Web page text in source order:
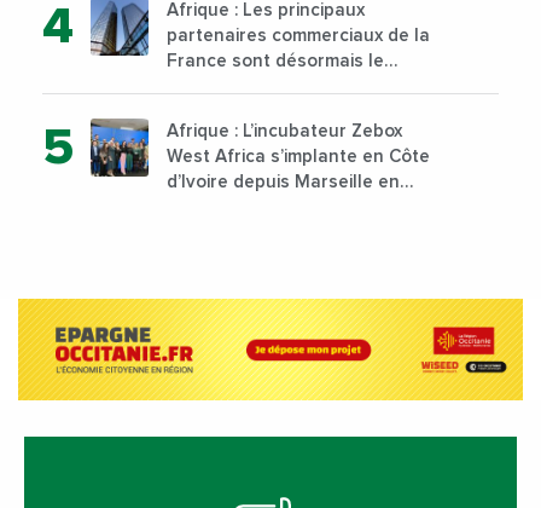
sur son campus de Karen à
Nairobi dès janvier 2023
Afrique : Les principaux
partenaires commerciaux de la
France sont désormais le
Afrique : L’incubateur Zebox
West Africa s’implante en Côte
d’Ivoire depuis Marseille en